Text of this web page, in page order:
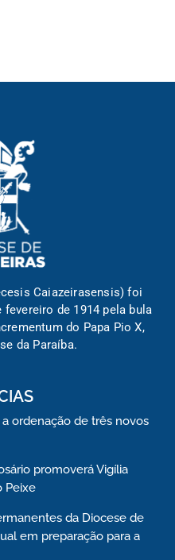
Caiazeirasensis) foi
de 1914 pela bula
do Papa Pio X,
da Paraíba.
ordenação de três novos
promoverá Vigília
Peixe
da Diocese de
em preparação para a